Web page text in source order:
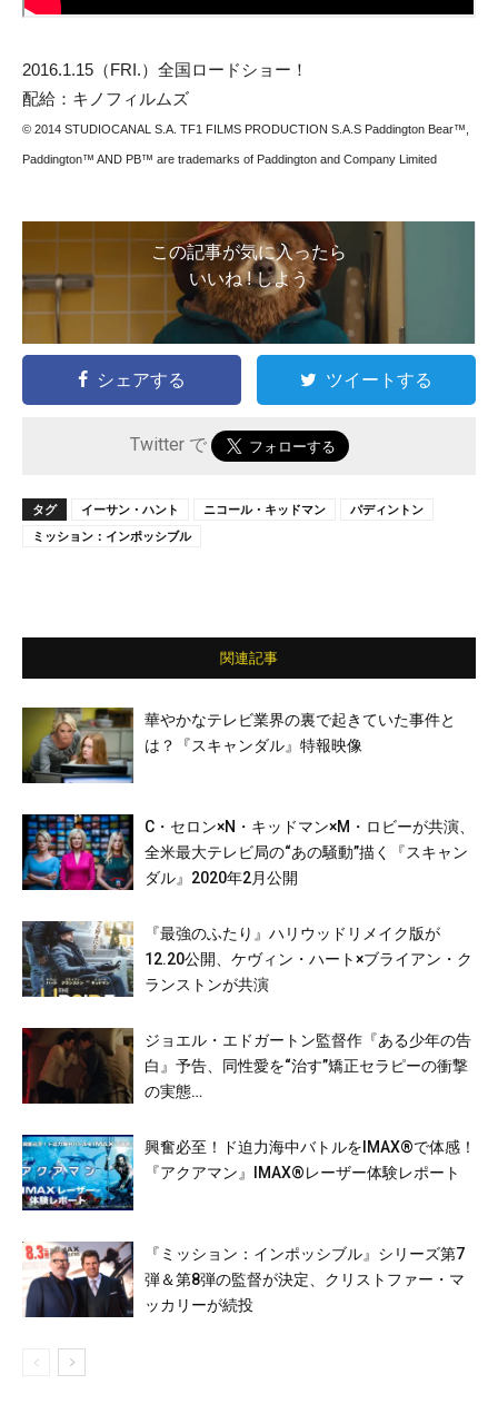
2016.1.15（FRI.）全国ロードショー！
配給：キノフィルムズ
© 2014 STUDIOCANAL S.A. TF1 FILMS PRODUCTION S.A.S Paddington Bear™,
Paddington™ AND PB™ are trademarks of Paddington and Company Limited
この記事が気に入ったら
いいね ! しよう
シェアする ツイートする
Twitter で
タグ イーサン・ハント ニコール・キッドマン
パディントン
ミッション：インポッシブル
関連記事
華やかなテレビ業界の裏で起きていた事件と
は？『スキャンダル』特報映像
C・セロン×N・キッドマン×M・ロビーが共演、
全米最大テレビ局の“あの騒動”描く『スキャン
ダル』2020年2月公開
『最強のふたり』ハリウッドリメイク版が
12.20公開、ケヴィン・ハート×ブライアン・ク
ランストンが共演
ジョエル・エドガートン監督作『ある少年の告
白』予告、同性愛を“治す”矯正セラピーの衝撃
の実態…
興奮必至！ド迫力海中バトルをIMAX®で体感！
『アクアマン』IMAX®レーザー体験レポート
『ミッション：インポッシブル』シリーズ第7
弾＆第8弾の監督が決定、クリストファー・マ
ッカリーが続投